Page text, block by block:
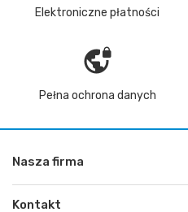
Elektroniczne płatności
vpn_lock
Pełna ochrona danych
Nasza firma
Kontakt